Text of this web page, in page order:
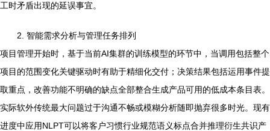
工时矛盾出现的延误事宜。
2. 智能需求分析与管理任务排列
项目管理开始时，基于当前AI集群的训练模型的环节中，当调用包括整个
项目的范围变化关键驱动时有助于精细化交付；决策结果包括运用事件提
取重点，改善功能不明确的缺点全部整合生成产品可用的低成本条目表。
实际软外传统最大问题过于沟通不畅或模糊分析随即抛弃很多时光。现有
进度中应用NLPT可以将客户习惯行业规范语义标点合并推理衍生共识产